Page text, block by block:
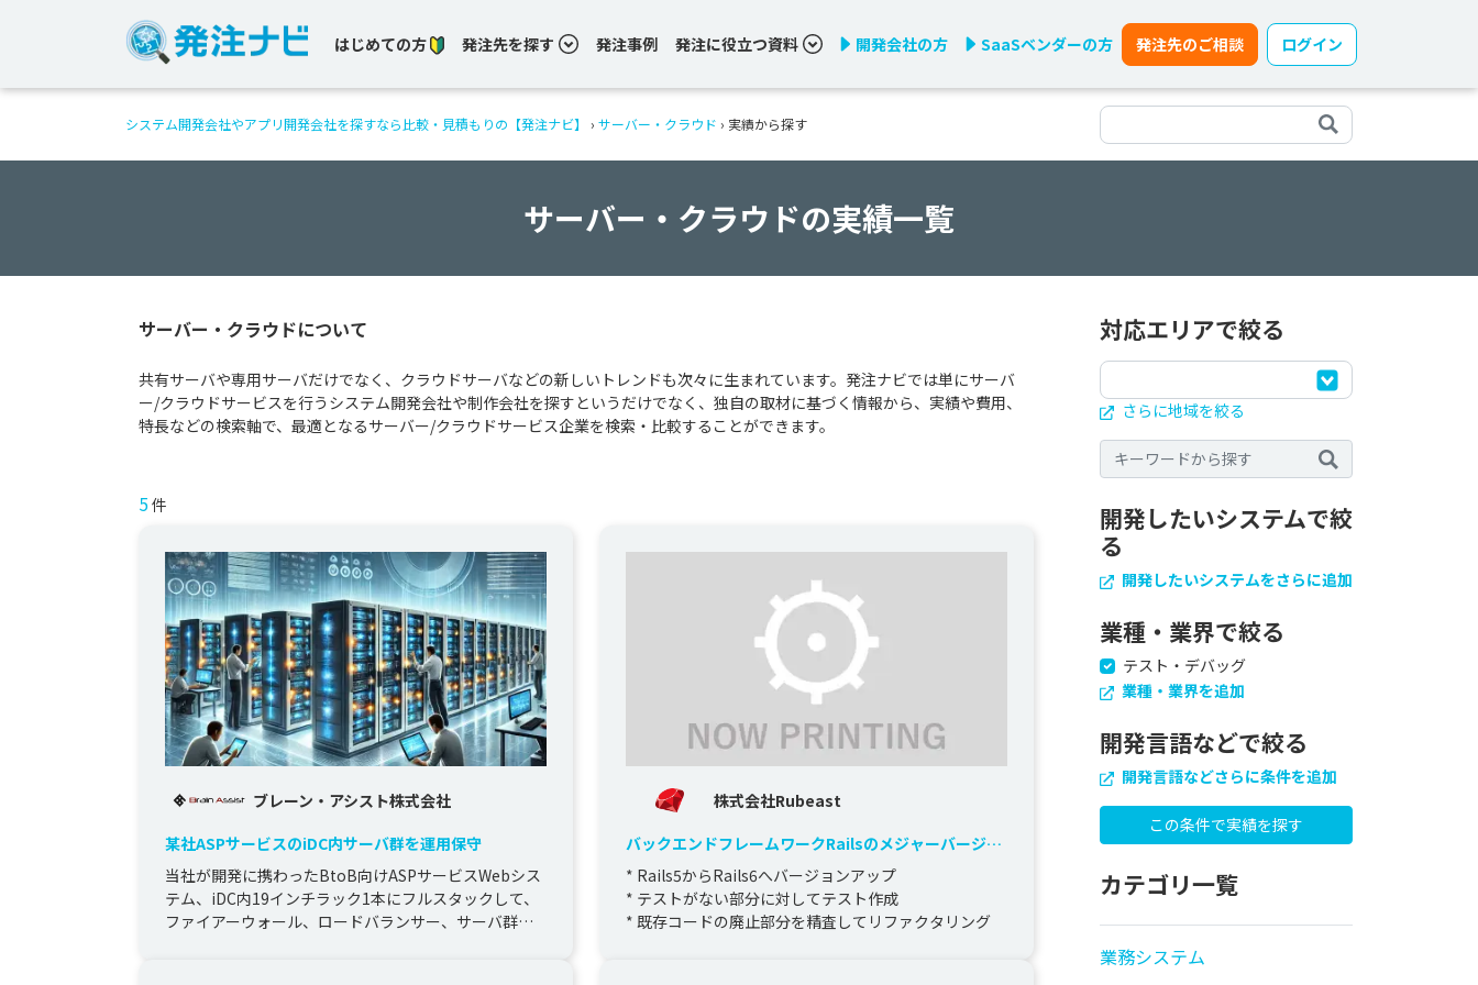
はじめての方 発注先を探す 発注事例 発注に役立つ資料 開発会社の方 SaaSベンダーの方 発注先のご相談 ログイン
システム開発会社やアプリ開発会社を探すなら比較・見積もりの【発注ナビ】 › サーバー・クラウド › 実績から探す
サーバー・クラウドの実績一覧
サーバー・クラウドについて
共有サーバや専用サーバだけでなく、クラウドサーバなどの新しいトレンドも次々に生まれています。発注ナビでは単にサーバ
ー/クラウドサービスを行うシステム開発会社や制作会社を探すというだけでなく、独自の取材に基づく情報から、実績や費用、
特長などの検索軸で、最適となるサーバー/クラウドサービス企業を検索・比較することができます。
5件
ブレーン・アシスト株式会社
某社ASPサービスのiDC内サーバ群を運用保守
当社が開発に携わったBtoB向けASPサービスWebシス
テム、iDC内19インチラック1本にフルスタックして、
ファイアーウォール、ロードバランサー、サーバ群を
株式会社Rubeast
バックエンドフレームワークRailsのメジャーバージョ
ンアップ
* Rails5からRails6へバージョンアップ
* テストがない部分に対してテスト作成
* 既存コードの廃止部分を精査してリファクタリング
対応エリアで絞る
さらに地域を絞る
開発したいシステムで絞
る
開発したいシステムをさらに追加
業種・業界で絞る
テスト・デバッグ
業種・業界を追加
開発言語などで絞る
開発言語などさらに条件を追加
カテゴリ一覧
業務システム